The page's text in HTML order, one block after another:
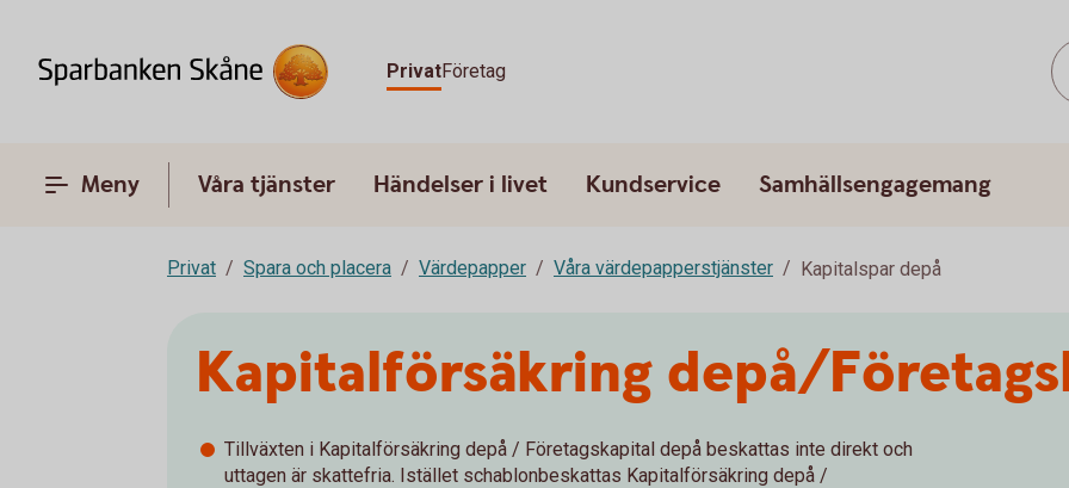
PrivatFöretag
Meny Våra tjänster Händelser i livet Kundservice Samhällsengagemang
Privat Spara och placera Värdepapper Våra värdepapperstjänster Kapitalspar depå
Kapitalförsäkring depå/
Tillväxten i Kapitalförsäkring depå / Företagskapital depå beskattas inte direkt och
uttagen är skattefria. Istället schablonbeskattas Kapitalförsäkring depå /